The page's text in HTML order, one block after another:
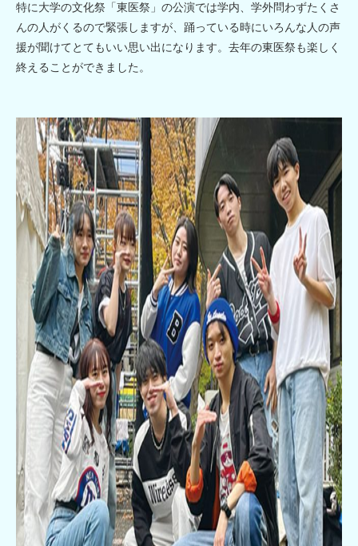
特に大学の文化祭「東医祭」の公演では学内、学外問わずたくさ
んの人がくるので緊張しますが、踊っている時にいろんな人の声
援が聞けてとてもいい思い出になります。去年の東医祭も楽しく
終えることができました。